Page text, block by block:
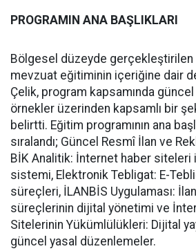
PROGRAMIN ANA BAŞLIKLARI
Bölgesel düzeyde gerçekleştirilen
mevzuat eğitiminin içeriğine dair
Çelik, program kapsamında güncel
örnekler üzerinden kapsamlı bir
belirtti. Eğitim programının ana
sıralandı; Güncel Resmî İlan ve
BİK Analitik: İnternet haber
sistemi, Elektronik Tebligat: E-
süreçleri, İLANBİS Uygulaması:
süreçlerinin dijital yönetimi ve
Sitelerinin Yükümlülükleri: Dijital
güncel yasal düzenlemeler.